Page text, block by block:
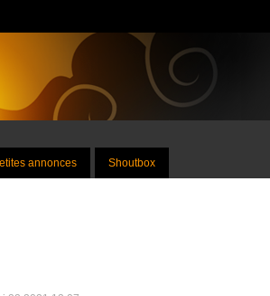
annonces Shoutbox